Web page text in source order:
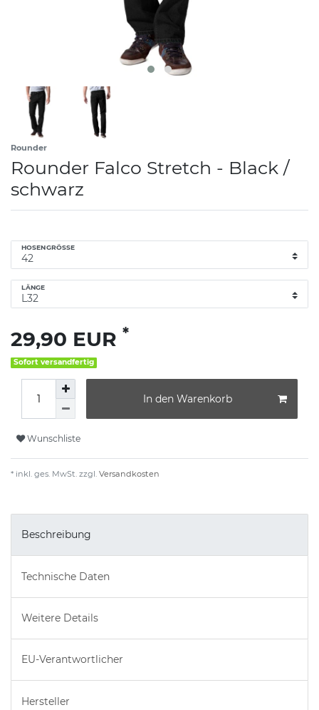
Rounder
Rounder Falco Stretch - Black /
schwarz
HOSENGRÖSSE
LÄNGE
29,90 EUR *
Sofort versandfertig
In den Warenkorb
Wunschliste
* inkl. ges. MwSt. zzgl. Versandkosten
Beschreibung
Technische Daten
Weitere Details
EU-Verantwortlicher
Hersteller